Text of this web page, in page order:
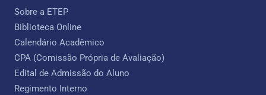
Sobre a ETEP
Biblioteca Online
Calendário Acadêmico
CPA (Comissão Própria de Avaliação)
Edital de Admissão do Aluno
Regimento Interno